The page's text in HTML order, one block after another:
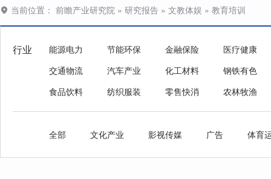
当前位置： 前瞻产业研究院 » 研究报告 » 文教体娱 » 教育培训
行业 能源电力 节能环保 金融保险
医疗健康
交通物流
汽车产业 化工材料
钢铁有色
食品饮料
纺织服装 零售快消 农林牧渔
全部 文化产业 影视传媒 广告 体育